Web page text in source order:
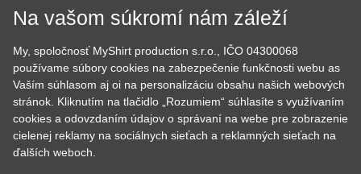
Tipy na darčeky
Všetky motívy
Darčekové poukazy
Auto - Moto
Hrnčeky
Cestovanie
EKG - moje srdce bije
Evolúcia
Film a Seriál
Narodeninové
Nápisy
Povolania
Pre kamarátky a kamarátov
Rodinné
Sex
Športy
Školské
Na vašom súkromí nám záleží
My, spoločnosť MyShirt production s.r.o., IČO 04300068
používame súbory cookies na zabezpečenie funkčnosti webu as
Vaším súhlasom aj oi na personalizáciu obsahu našich webových
stránok. Kliknutím na tlačidlo „Rozumiem“ súhlasíte s využívaním
cookies a odovzdaním údajov o správaní na webe pre zobrazenie
cielenej reklamy na sociálnych sieťach a reklamných sieťach na
ďalších weboch.